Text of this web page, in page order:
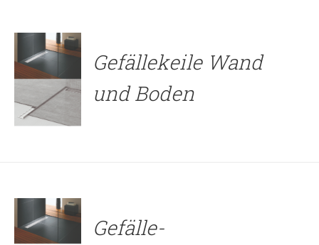
Gefällekeile Wand
und Boden
Gefälle-